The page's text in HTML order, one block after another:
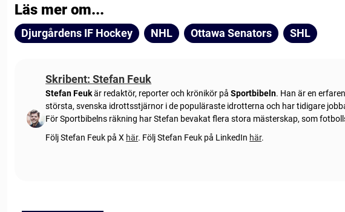
Läs mer om...
Djurgårdens IF Hockey NHL Ottawa Senators SHL
Skribent: Stefan Feuk
Stefan Feukär redaktör, reporter och krönikör påSportbibeln. Han är en
största, svenska idrottsstjärnor i de populäraste idrotterna och har tidigare
För Sportbibelns räkning har Stefan bevakat flera stora mästerskap, som
Följ Stefan Feuk på X här. Följ Stefan Feuk på LinkedIn här.